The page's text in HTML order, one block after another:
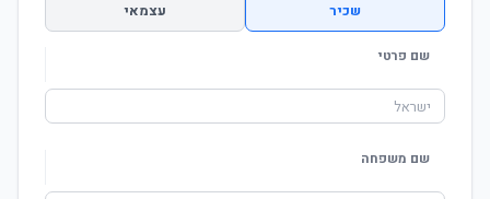
שכיר עצמאי
שם פרטי
שם משפחה